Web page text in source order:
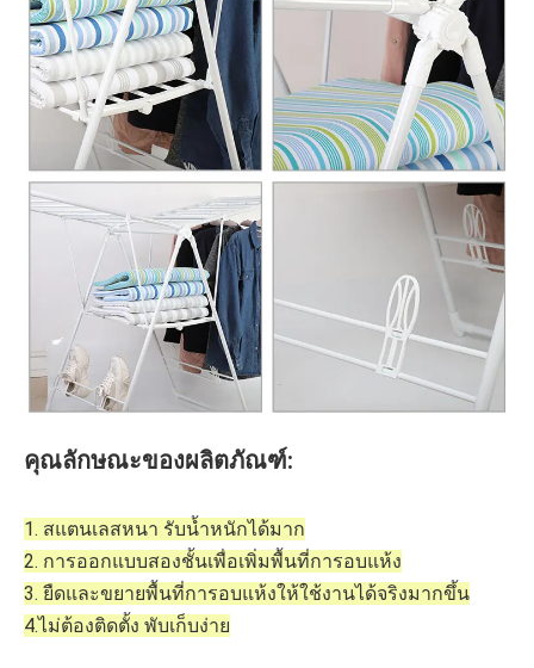
คุณลักษณะของผลิตภัณฑ์:
1. สแตนเลสหนา รับน้ำหนักได้มาก
2. การออกแบบสองชั้นเพื่อเพิ่มพื้นที่การอบแห้ง
3. ยืดและขยายพื้นที่การอบแห้งให้ใช้งานได้จริงมากขึ้น
4.ไม่ต้องติดตั้ง พับเก็บง่าย